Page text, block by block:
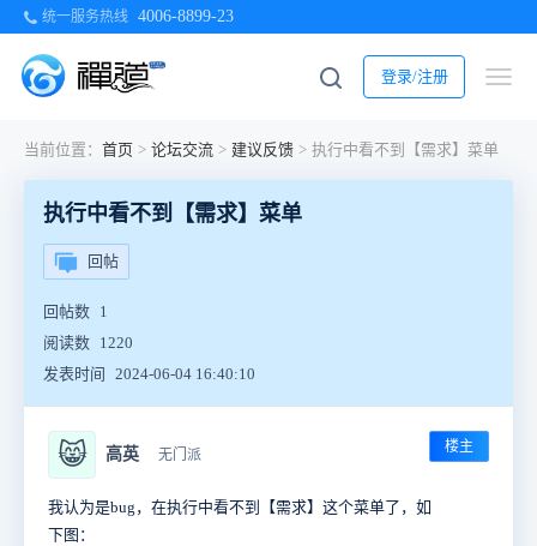
统一服务热线 4006-8899-23
登录/注册
当前位置： 首页 > 论坛交流 > 建议反馈 > 执行中看不到【需求】菜单
执行中看不到【需求】菜单
回帖
回帖数 1
阅读数 1220
发表时间
2024-06-04 16:40:10
😸 高英 无门派 楼主
我认为是bug，在执行中看不到【需求】这个菜单了，如
下图：